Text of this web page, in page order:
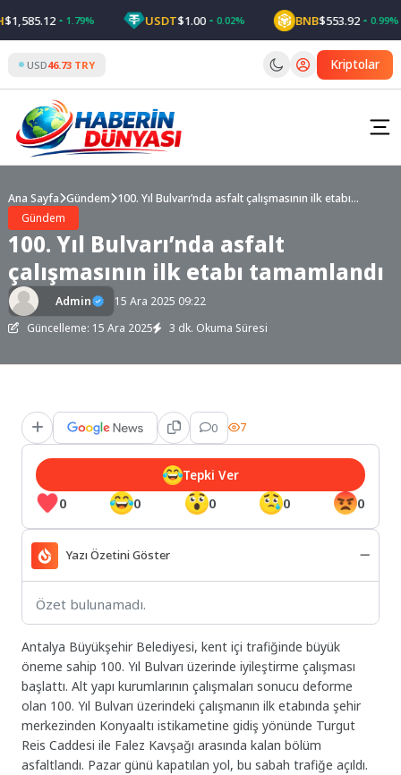
to
content
1.79% USDT$1.00 0.02% BNB$553.92 0.99%
USD46.73 TRY Kriptolar
Ana Sayfa Gündem 100. Yıl Bulvarı’nda asfalt çalışmasının ilk etabı
Gündem
100. Yıl Bulvarı’nda asfalt
çalışmasının ilk etabı tamamlandı
Admin
15 Ara 2025 09:22
Güncelleme: 15 Ara 2025
3 dk. Okuma Süresi
0 7
0 0 0 0 0
Tepki Ver
Yazı Özetini Göster
Özet bulunamadı.
Antalya Büyükşehir Belediyesi, kent içi trafiğinde büyük
öneme sahip 100. Yıl Bulvarı üzerinde iyileştirme çalışması
başlattı. Alt yapı kurumlarının çalışmaları sonucu deforme
olan 100. Yıl Bulvarı üzerindeki çalışmanın ilk etabında şehir
merkezinden Konyaaltı istikametine gidiş yönünde Turgut
Reis Caddesi ile Falez Kavşağı arasında kalan bölüm
asfaltlandı. Pazar günü kapatılan yol, bu sabah trafiğe açıldı.